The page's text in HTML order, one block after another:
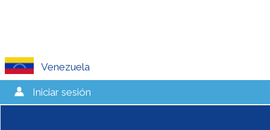
Venezuela
Iniciar sesión